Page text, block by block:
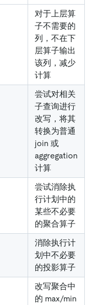
对于上层算
子不需要的
列，不在下
层算子输出
该列，减少
计算
尝试对相关
子查询进行
改写，将其
转换为普通
join 或
aggregation
计算
尝试消除执
行计划中的
某些不必要
的聚合算子
消除执行计
划中不必要
的投影算子
改写聚合中
的 max/min